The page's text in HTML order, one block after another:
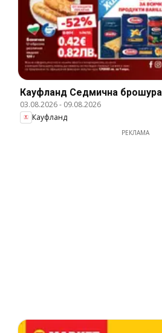
Кауфланд Cедмична брошура
03.08.2026- 09.08.2026
Кауфланд
РЕКЛАМА